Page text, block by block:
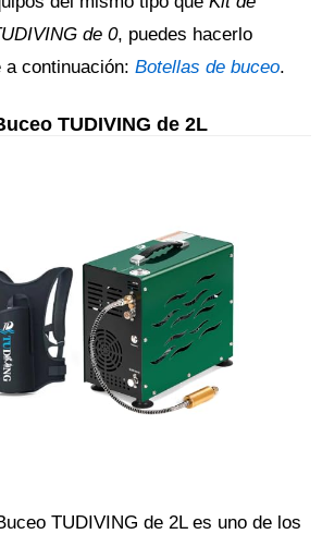
de 0, puedes hacerlo
a continuación: Botellas de buceo.
TUDIVING de 2L
TUDIVING de 2L es uno de los